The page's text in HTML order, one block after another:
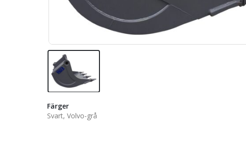
Färger
Svart, Volvo-grå